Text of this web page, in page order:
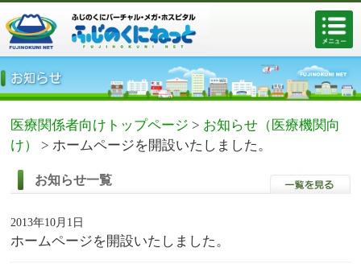
医療関係者向けトップページ > お知らせ（医療機関向
け）
>ホームページを開設いたしました。
お知らせ一覧
2013年10月1日
ホームページを開設いたしました。